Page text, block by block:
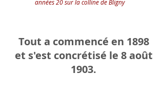
années 20 sur la colline de Bligny
Tout a commencé en 1898
et s'est concrétisé le 8 août
1903.